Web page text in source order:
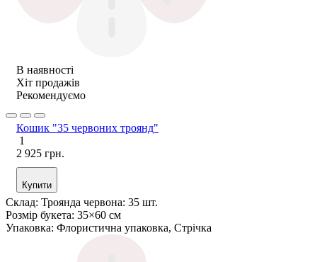
В наявності
Хіт продажів
Рекомендуємо
Кошик "35 червоних троянд"
1
2 925 грн.
Купити
Склад: Троянда червона: 35 шт.
Розмір букета: 35×60 см
Упаковка: Флористична упаковка, Стрічка